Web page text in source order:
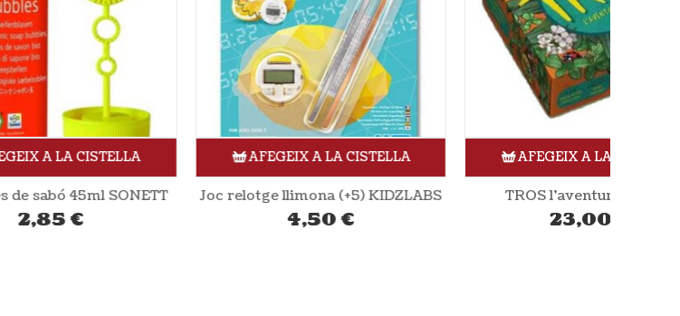
AFEGEIX A LA CISTELLA
Joc relotge llimona (+5) KIDZLABS
AFEGEIX A LA CISTELLA
TROS l’aventura pagesa